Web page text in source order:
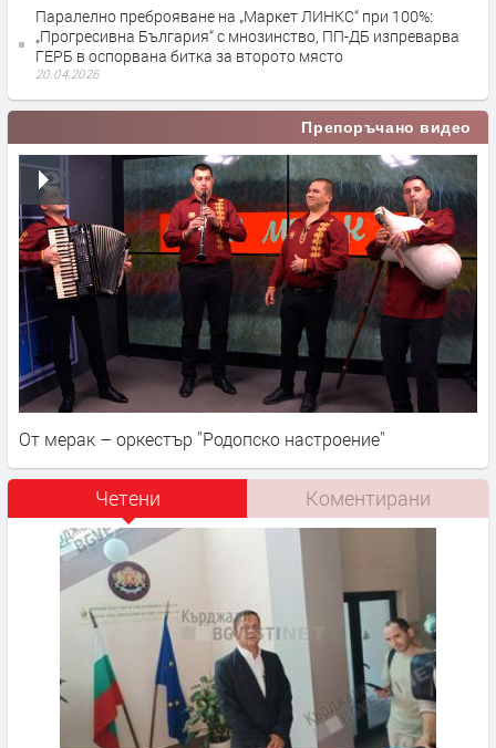
Паралелно преброяване на „Маркет ЛИНКС“ при 100%:
„Прогресивна България“ с мнозинство, ПП-ДБ изпреварва
ГЕРБ в оспорвана битка за второто място
20.04.2026
Препоръчано видео
От мерак – оркестър ''Родопско настроение''
Четени Коментирани